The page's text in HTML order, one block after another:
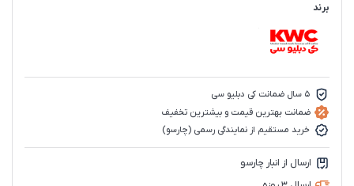
برند
5 سال ضمانت کی دبلیو سی
ضمانت بهترین قیمت و بیشترین تخفیف
خرید مستقیم از نمایندگی رسمی (چارسو)
ارسال از انبار چارسو